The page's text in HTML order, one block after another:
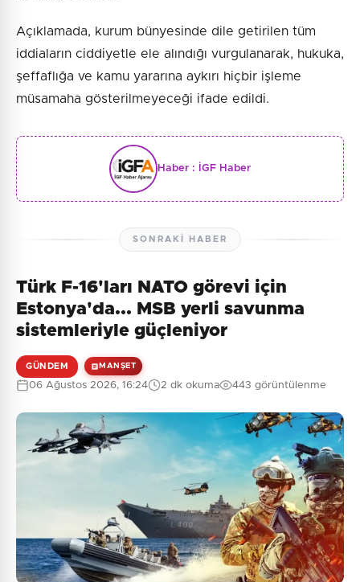
Açıklamada, kurum bünyesinde dile getirilen tüm
iddiaların ciddiyetle ele alındığı vurgulanarak, hukuka,
şeffaflığa ve kamu yararına aykırı hiçbir işleme
müsamaha gösterilmeyeceği ifade edildi.
Haber : İGF Haber
SONRAKI HABER
Türk F-16'ları NATO görevi için
Estonya'da... MSB yerli savunma
sistemleriyle güçleniyor
GÜNDEM MANŞET
06 Ağustos 2026, 16:24 2 dk okuma 443 görüntülenme